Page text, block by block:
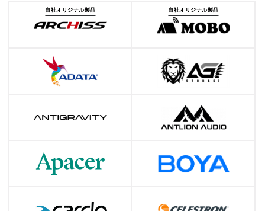
自社オリジナル製品 自社オリジナル製品